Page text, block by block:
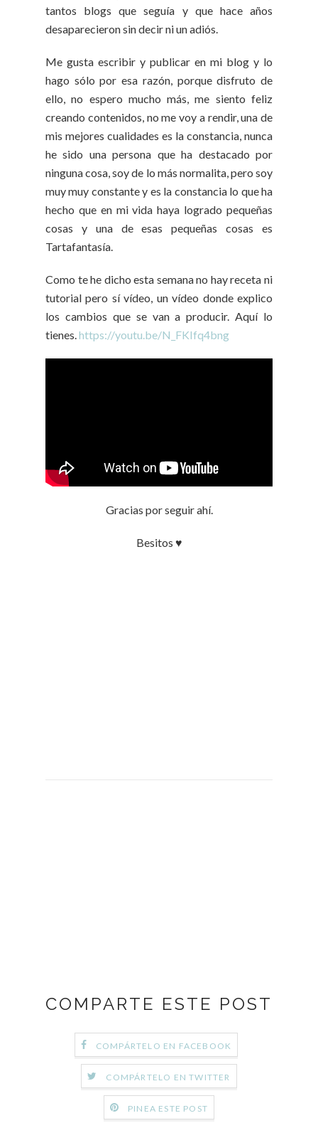
tantos blogs que seguía y que hace años
desaparecieron sin decir ni un adiós.
Me gusta escribir y publicar en mi blog y lo
hago sólo por esa razón, porque disfruto de
ello, no espero mucho más, me siento feliz
creando contenidos, no me voy a rendir, una de
mis mejores cualidades es la constancia, nunca
he sido una persona que ha destacado por
ninguna cosa, soy de lo más normalita, pero soy
muy muy constante y es la constancia lo que ha
hecho que en mi vida haya logrado pequeñas
cosas y una de esas pequeñas cosas es
Tartafantasía.
Como te he dicho esta semana no hay receta ni
tutorial pero sí vídeo, un vídeo donde explico
los cambios que se van a producir. Aquí lo
tienes.https://youtu.be/N_FKIfq4bng
Gracias por seguir ahí.
Besitos ♥
COMPARTE ESTE POST
COMPÁRTELO EN FACEBOOK
COMPÁRTELO EN TWITTER
PINEA ESTE POST